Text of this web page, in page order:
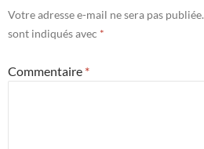
Votre adresse e-mail ne sera pas publiée.
sont indiqués avec *
Commentaire *